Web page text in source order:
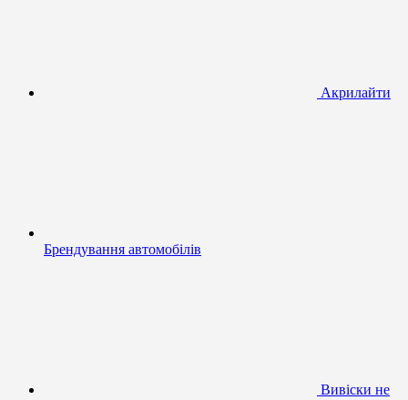
Акрилайти
Брендування автомобілів
Вивіски не